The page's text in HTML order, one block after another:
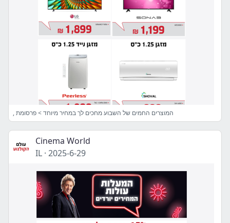
, המוצרים החמים של השבוע מחכים לך במחיר מיוחד > פרסומת
Cinema World
IL · 2025-6-29